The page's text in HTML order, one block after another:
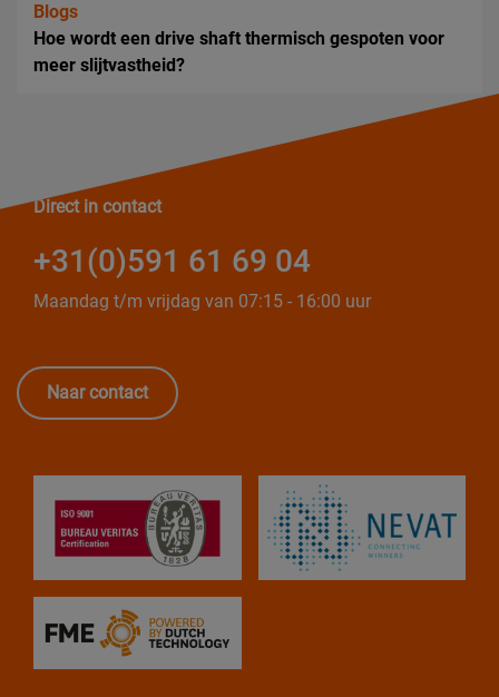
Blogs
Hoe wordt een drive shaft thermisch gespoten voor
meer slijtvastheid?
Direct in contact
+31(0)591 61 69 04
Maandag t/m vrijdag van 07:15 - 16:00 uur
Naar contact